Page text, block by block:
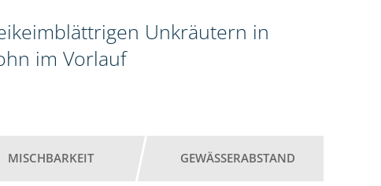
Unkräutern in
im Vorlauf
MISCHBARKEIT GEWÄSSERABSTAND